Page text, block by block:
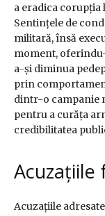
a eradica corupția
Sentințele de
militară, însă
moment,
a-și diminua
prin
dintr-o campanie
pentru a curăța
credibilitatea
Acuzațiile